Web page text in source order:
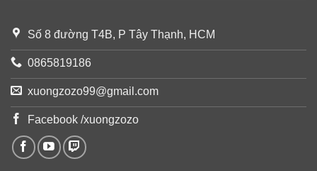
Số 8 đường T4B, P Tây Thạnh, HCM
0865819186
xuongzozo99@gmail.com
Facebook /xuongzozo